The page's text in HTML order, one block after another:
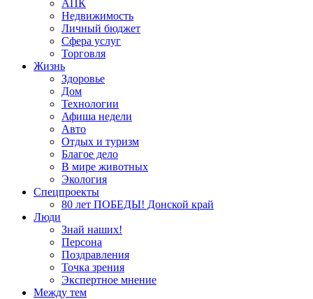
АПК
Недвижимость
Личный бюджет
Сфера услуг
Торговля
Жизнь
Здоровье
Дом
Технологии
Афиша недели
Авто
Отдых и туризм
Благое дело
В мире животных
Экология
Спецпроекты
80 лет ПОБЕДЫ! Донской край
Люди
Знай наших!
Персона
Поздравления
Точка зрения
Экспертное мнение
Между тем